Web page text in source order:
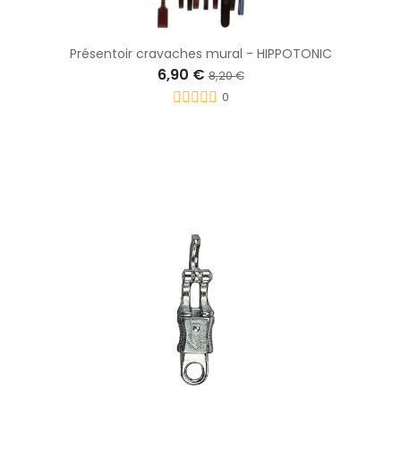
Présentoir cravaches mural - HIPPOTONIC
6,90 €8,20 €
0